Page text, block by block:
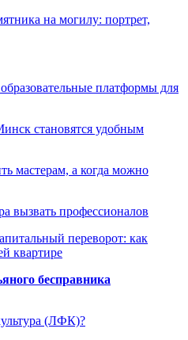
на могилу: портрет,
платформы для
становятся удобным
мастерам, а когда можно
вызвать профессионалов
переворот: как
квартире
бесправника
(ЛФК)?